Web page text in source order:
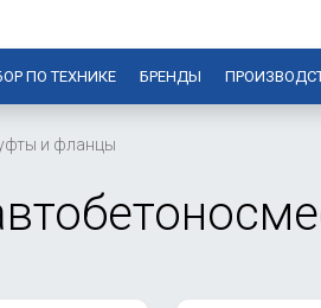
ПО ТЕХНИКЕ БРЕНДЫ
и фланцы